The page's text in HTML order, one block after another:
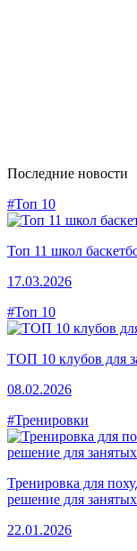
Последние новости
#Топ 10
Топ 11 школ
17.03.2026
#Топ 10
ТОП 10 клубов для
08.02.2026
#Тренировки
Тренировка для
решение для занятых
22.01.2026